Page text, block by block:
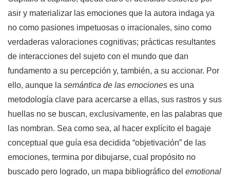
asir y materializar las emociones que la autora indaga ya
no como pasiones impetuosas o irracionales, sino como
verdaderas valoraciones cognitivas; prácticas resultantes
de interacciones del sujeto con el mundo que dan
fundamento a su percepción y, también, a su accionar. Por
ello, aunque la semántica de las emociones es una
metodología clave para acercarse a ellas, sus rastros y sus
huellas no se buscan, exclusivamente, en las palabras que
las nombran. Sea como sea, al hacer explícito el bagaje
conceptual que guía esa decidida “objetivación” de las
emociones, termina por dibujarse, cual propósito no
buscado pero logrado, un mapa bibliográfico del emotional